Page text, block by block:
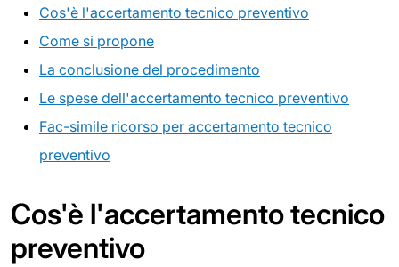
Cos'è l'accertamento tecnico preventivo
Come si propone
La conclusione del procedimento
Le spese dell'accertamento tecnico preventivo
Fac-simile ricorso per accertamento tecnico
preventivo
Cos'è l'accertamento tecnico
preventivo